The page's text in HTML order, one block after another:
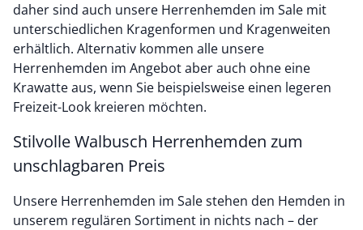
daher sind auch unsere Herrenhemden im Sale mit
unterschiedlichen Kragenformen und Kragenweiten
erhältlich. Alternativ kommen alle unsere
Herrenhemden im Angebot aber auch ohne eine
Krawatte aus, wenn Sie beispielsweise einen legeren
Freizeit-Look kreieren möchten.
Stilvolle Walbusch Herrenhemden zum
unschlagbaren Preis
Unsere Herrenhemden im Sale stehen den Hemden in
unserem regulären Sortiment in nichts nach – der